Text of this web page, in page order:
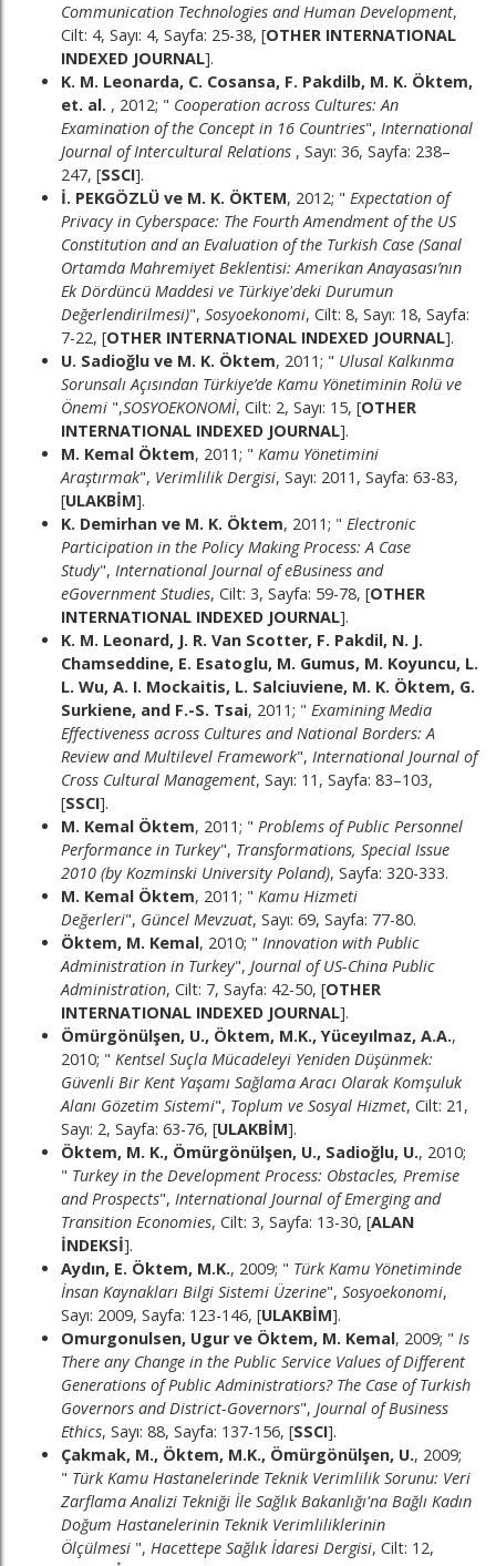
Communication Technologies and Human Development,
Cilt: 4, Sayı: 4, Sayfa: 25-38, [OTHER INTERNATIONAL
INDEXED JOURNAL].
K. M. Leonarda, C. Cosansa, F. Pakdilb, M. K. Öktem,
et. al. , 2012; " Cooperation across Cultures: An
Examination of the Concept in 16 Countries", International
Journal of Intercultural Relations , Sayı: 36, Sayfa: 238–
247, [SSCI].
İ. PEKGÖZLÜ ve M. K. ÖKTEM, 2012; " Expectation of
Privacy in Cyberspace: The Fourth Amendment of the US
Constitution and an Evaluation of the Turkish Case (Sanal
Ortamda Mahremiyet Beklentisi: Amerikan Anayasası’nın
Ek Dördüncü Maddesi ve Türkiye'deki Durumun
Değerlendirilmesi)", Sosyoekonomi, Cilt: 8, Sayı: 18, Sayfa:
7-22, [OTHER INTERNATIONAL INDEXED JOURNAL].
U. Sadioğlu ve M. K. Öktem, 2011; " Ulusal Kalkınma
Sorunsalı Açısından Türkiye’de Kamu Yönetiminin Rolü ve
Önemi ",SOSYOEKONOMİ, Cilt: 2, Sayı: 15, [OTHER
INTERNATIONAL INDEXED JOURNAL].
M. Kemal Öktem, 2011; " Kamu Yönetimini
Araştırmak", Verimlilik Dergisi, Sayı: 2011, Sayfa: 63-83,
[ULAKBİM].
K. Demirhan ve M. K. Öktem, 2011; " Electronic
Participation in the Policy Making Process: A Case
Study", International Journal of eBusiness and
eGovernment Studies, Cilt: 3, Sayfa: 59-78, [OTHER
INTERNATIONAL INDEXED JOURNAL].
K. M. Leonard, J. R. Van Scotter, F. Pakdil, N. J.
Chamseddine, E. Esatoglu, M. Gumus, M. Koyuncu, L.
L. Wu, A. I. Mockaitis, L. Salciuviene, M. K. Öktem, G.
Surkiene, and F.-S. Tsai, 2011; " Examining Media
Effectiveness across Cultures and National Borders: A
Review and Multilevel Framework", International Journal of
Cross Cultural Management, Sayı: 11, Sayfa: 83–103,
[SSCI].
M. Kemal Öktem, 2011; " Problems of Public Personnel
Performance in Turkey", Transformations, Special Issue
2010 (by Kozminski University Poland), Sayfa: 320-333.
M. Kemal Öktem, 2011; " Kamu Hizmeti
Değerleri", Güncel Mevzuat, Sayı: 69, Sayfa: 77-80.
Öktem, M. Kemal, 2010; " Innovation with Public
Administration in Turkey", Journal of US-China Public
Administration, Cilt: 7, Sayfa: 42-50, [OTHER
INTERNATIONAL INDEXED JOURNAL].
Ömürgönülşen, U., Öktem, M.K., Yüceyılmaz, A.A.,
2010; " Kentsel Suçla Mücadeleyi Yeniden Düşünmek:
Güvenli Bir Kent Yaşamı Sağlama Aracı Olarak Komşuluk
Alanı Gözetim Sistemi", Toplum ve Sosyal Hizmet, Cilt: 21,
Sayı: 2, Sayfa: 63-76, [ULAKBİM].
Öktem, M. K., Ömürgönülşen, U., Sadioğlu, U., 2010;
" Turkey in the Development Process: Obstacles, Premise
and Prospects", International Journal of Emerging and
Transition Economies, Cilt: 3, Sayfa: 13-30, [ALAN
İNDEKSİ].
Aydın, E. Öktem, M.K., 2009; " Türk Kamu Yönetiminde
İnsan Kaynakları Bilgi Sistemi Üzerine", Sosyoekonomi,
Sayı: 2009, Sayfa: 123-146, [ULAKBİM].
Omurgonulsen, Ugur ve Öktem, M. Kemal, 2009; " Is
There any Change in the Public Service Values of Different
Generations of Public Administratiors? The Case of Turkish
Governors and District-Governors", Journal of Business
Ethics, Sayı: 88, Sayfa: 137-156, [SSCI].
Çakmak, M., Öktem, M.K., Ömürgönülşen, U., 2009;
" Türk Kamu Hastanelerinde Teknik Verimlilik Sorunu: Veri
Zarflama Analizi Tekniği İle Sağlık Bakanlığı'na Bağlı Kadın
Doğum Hastanelerinin Teknik Verimliliklerinin
Ölçülmesi ", Hacettepe Sağlık İdaresi Dergisi, Cilt: 12,